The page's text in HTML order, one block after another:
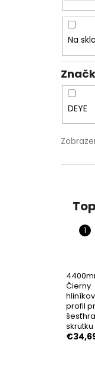
Na
DEYE
Čierny
profil
skrutku